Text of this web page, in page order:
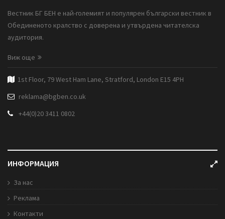
Вестник БГ БЕН е най-големият и популярен български вестник в
Обединеното кралство с доверена и утвърдена читателска
аудитория.
Виж още
1st Floor, 79 West Ham Lane, Stratford, London E15 4PH
reklama@bgben.co.uk
+44(0)20 3411 0802
ИНФОРМАЦИЯ
За нас
Реклама
Контакти